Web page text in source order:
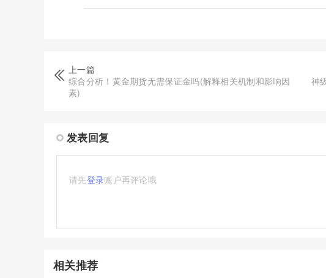
上一篇
综合分析！黄金期货无需保证金吗(解释相关机制和影响因
素)
神
发表回复
请先登录账户再评论哦
相关推荐